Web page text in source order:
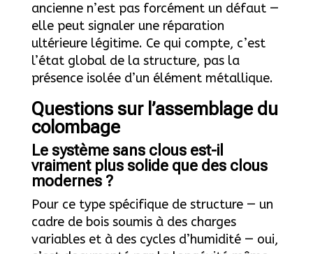
ancienne n’est pas forcément un défaut —
elle peut signaler une réparation
ultérieure légitime. Ce qui compte, c’est
l’état global de la structure, pas la
présence isolée d’un élément métallique.
Questions sur l’assemblage du
colombage
Le système sans clous est-il
vraiment plus solide que des clous
modernes ?
Pour ce type spécifique de structure — un
cadre de bois soumis à des charges
variables et à des cycles d’humidité — oui,